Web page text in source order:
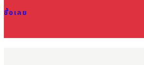
ซื้อเลย